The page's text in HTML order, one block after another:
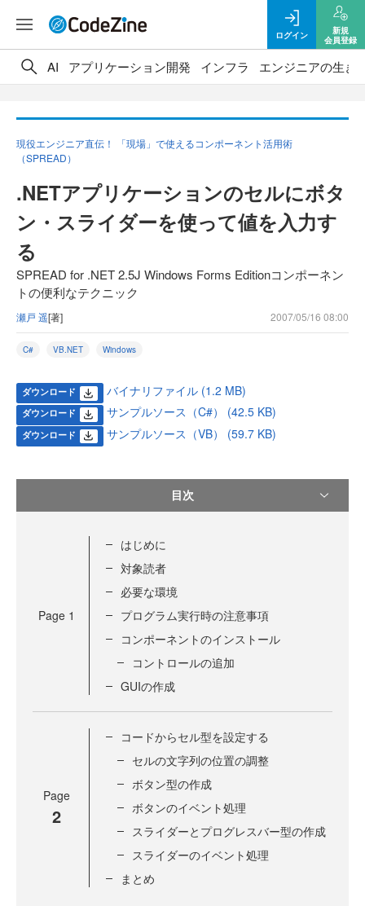
ログイン
新規
会員登録
AI アプリケーション開発 インフラ エンジニアの生き
現役エンジニア直伝！ 「現場」で使えるコンポーネント活用術
（SPREAD）
.NETアプリケーションのセルにボタ
ン・スライダーを使って値を入力す
る
SPREAD for .NET 2.5J Windows Forms Editionコンポーネン
トの便利なテクニック
瀬戸 遥[著] 2007/05/16 08:00
C# VB.NET Windows
ダウンロード バイナリファイル (1.2 MB)
ダウンロード サンプルソース（C#） (42.5 KB)
ダウンロード サンプルソース（VB） (59.7 KB)
目次
Page 1
はじめに
対象読者
必要な環境
プログラム実行時の注意事項
コンポーネントのインストール
コントロールの追加
GUIの作成
Page
2
コードからセル型を設定する
セルの文字列の位置の調整
ボタン型の作成
ボタンのイベント処理
スライダーとプログレスバー型の作成
スライダーのイベント処理
まとめ